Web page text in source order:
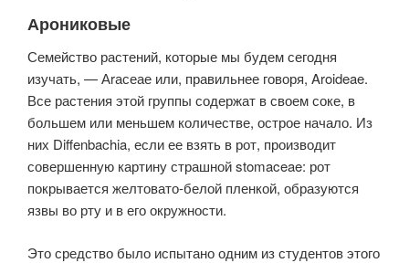
Арониковые
Семейство растений, которые мы будем сегодня
изучать, — Аrасеае или, правильнее говоря, Aroideae.
Все растения этой группы содержат в своем соке, в
большем или меньшем количестве, острое начало. Из
них Diffenbachia, если ее взять в рот, производит
совершенную картину страшной stomaceae: рот
покрывается желтовато-белой пленкой, образуются
язвы во рту и в его окружности.
Это средство было испытано одним из студентов этого